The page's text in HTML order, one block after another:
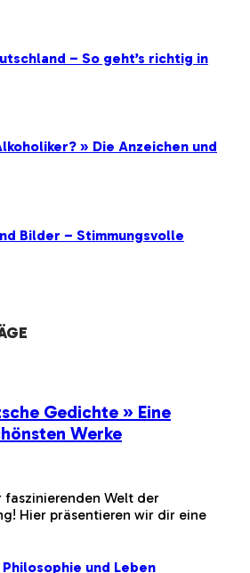
– So geht’s richtig in
» Die Anzeichen und
Bilder – Stimmungsvolle
Gedichte » Eine
Werke
Welt der
Hier präsentieren wir dir eine
und Leben